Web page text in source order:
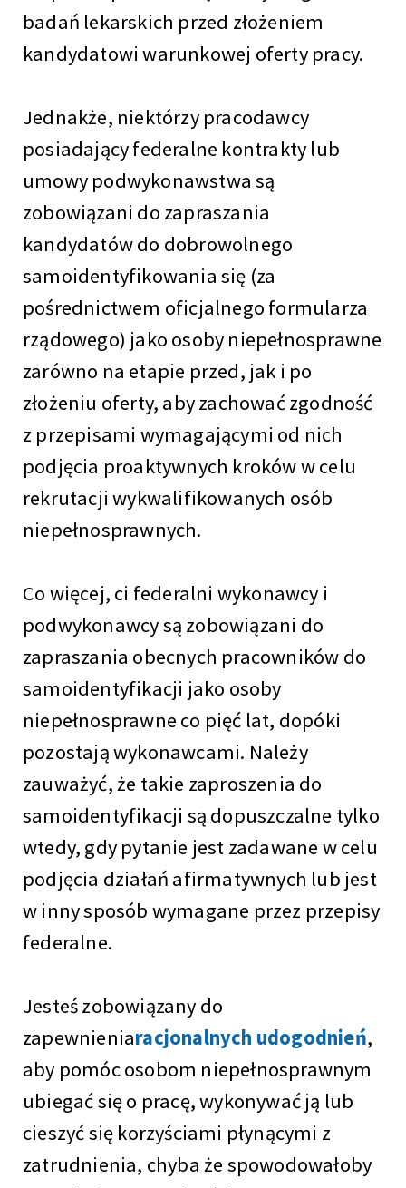
badań lekarskich przed złożeniem
kandydatowi warunkowej oferty pracy.
Jednakże, niektórzy pracodawcy
posiadający federalne kontrakty lub
umowy podwykonawstwa są
zobowiązani do zapraszania
kandydatów do dobrowolnego
samoidentyfikowania się (za
pośrednictwem oficjalnego formularza
rządowego) jako osoby niepełnosprawne
zarówno na etapie przed, jak i po
złożeniu oferty, aby zachować zgodność
z przepisami wymagającymi od nich
podjęcia proaktywnych kroków w celu
rekrutacji wykwalifikowanych osób
niepełnosprawnych.
Co więcej, ci federalni wykonawcy i
podwykonawcy są zobowiązani do
zapraszania obecnych pracowników do
samoidentyfikacji jako osoby
niepełnosprawne co pięć lat, dopóki
pozostają wykonawcami. Należy
zauważyć, że takie zaproszenia do
samoidentyfikacji są dopuszczalne tylko
wtedy, gdy pytanie jest zadawane w celu
podjęcia działań afirmatywnych lub jest
w inny sposób wymagane przez przepisy
federalne.
Jesteś zobowiązany do
zapewnieniaracjonalnych udogodnień,
aby pomóc osobom niepełnosprawnym
ubiegać się o pracę, wykonywać ją lub
cieszyć się korzyściami płynącymi z
zatrudnienia, chyba że spowodowałoby